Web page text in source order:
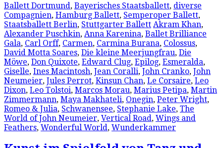
Ballett Dortmund, Bayerisches Staatsballett, diverse
Compagnien, Hamburg Ballett, Semperoper Ballett,
Staatsballett Berlin, Stuttgarter Ballett Akram Khan,
Alexander Puschkin, Anna Karenina, Ballet Brilliance
Gala, Carl Orff, Carmen, Carmina Burana, Colossus,
David Motta Soares, Die kleine Meerjungfrau, Die
Möwe, Don Quixote, Edward Clug, Epilog, Esmeralda,
Giselle, Ines Macintosh, Jean Coralli, John Cranko, John
Neumeier, Jules Perrot, Kinsun Chan, Le Corsaire, Leo
Dixon, Leo Tolstoi, Marcos Morau, Marius Petipa, Martin
Zimmermann, Maya Makhateli, Onegin, Peter Wright,
Romeo & Julia, Schwanensee, Stephanie Lake, The
World of John Neumeier, Vertical Road, Wings and
Feathers, Wonderful World, Wunderkammer